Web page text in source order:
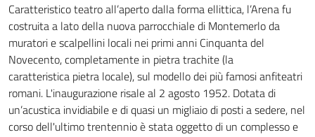
Caratteristico teatro all’aperto dalla forma ellittica, l’Arena fu
costruita a lato della nuova parrocchiale di Montemerlo da
muratori e scalpellini locali nei primi anni Cinquanta del
Novecento, completamente in pietra trachite (la
caratteristica pietra locale), sul modello dei più famosi anfiteatri
romani. L'inaugurazione risale al 2 agosto 1952. Dotata di
un’acustica invidiabile e di quasi un migliaio di posti a sedere, nel
corso dell'ultimo trentennio è stata oggetto di un complesso e